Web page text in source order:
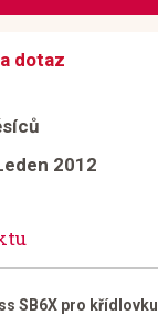
dotaz
2012
SB6X pro křídlovku